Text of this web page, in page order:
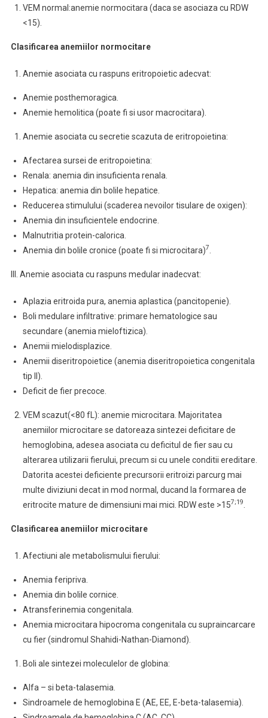
VEM normal:anemie normocitara (daca se asociaza cu RDW
<15).
Clasificarea anemiilor normocitare
Anemie asociata cu raspuns eritropoietic adecvat:
Anemie posthemoragica.
Anemie hemolitica (poate fi si usor macrocitara).
Anemie asociata cu secretie scazuta de eritropoietina:
Afectarea sursei de eritropoietina:
Renala: anemia din insuficienta renala.
Hepatica: anemia din bolile hepatice.
Reducerea stimulului (scaderea nevoilor tisulare de oxigen):
Anemia din insuficientele endocrine.
Malnutritia protein-calorica.
Anemia din bolile cronice (poate fi si microcitara)7
III. Anemie asociata cu raspuns medular inadecvat:
Aplazia eritroida pura, anemia aplastica (pancitopenie).
Boli medulare infiltrative: primare hematologice sau
secundare (anemia mieloftizica).
Anemii mielodisplazice.
Anemii diseritropoietice (anemia diseritropoietica congenitala
tip II).
Deficit de fier precoce.
VEM scazut(<80 fL): anemie microcitara. Majoritatea
anemiilor microcitare se datoreaza sintezei deficitare de
hemoglobina, adesea asociata cu deficitul de fier sau cu
alterarea utilizarii fierului, precum si cu unele conditii ereditare.
Datorita acestei deficiente precursorii eritroizi parcurg mai
multe diviziuni decat in mod normal, ducand la formarea de
eritrocite mature de dimensiuni mai mici. RDW este >157;19
Clasificarea anemiilor microcitare
Afectiuni ale metabolismului fierului:
Anemia feripriva.
Anemia din bolile cornice.
Atransferinemia congenitala.
Anemia microcitara hipocroma congenitala cu supraincarcare
cu fier (sindromul Shahidi-Nathan-Diamond).
Boli ale sintezei moleculelor de globina:
Alfa – si beta-talasemia.
Sindroamele de hemoglobina E (AE, EE, E-beta-talasemia).